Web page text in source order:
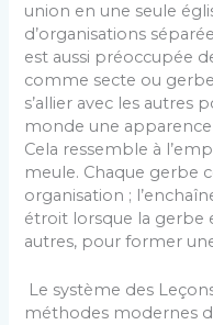
union en une seule
d’organisations
est aussi préoccupée
comme secte ou
s’allier avec les autres
monde une
Cela ressemble à
meule. Chaque gerbe
organisation ;
étroit lorsque la gerbe
autres, pour former
Le système des
méthodes modernes